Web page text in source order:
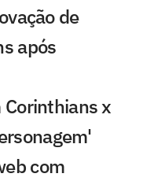
de
após
x
com